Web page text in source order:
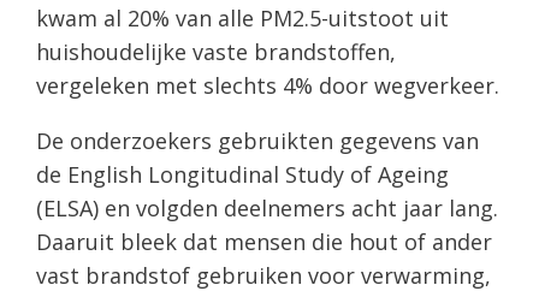
kwam al 20% van alle PM2.5-uitstoot uit
huishoudelijke vaste brandstoffen,
vergeleken met slechts 4% door wegverkeer.
De onderzoekers gebruikten gegevens van
de English Longitudinal Study of Ageing
(ELSA) en volgden deelnemers acht jaar lang.
Daaruit bleek dat mensen die hout of ander
vast brandstof gebruiken voor verwarming,